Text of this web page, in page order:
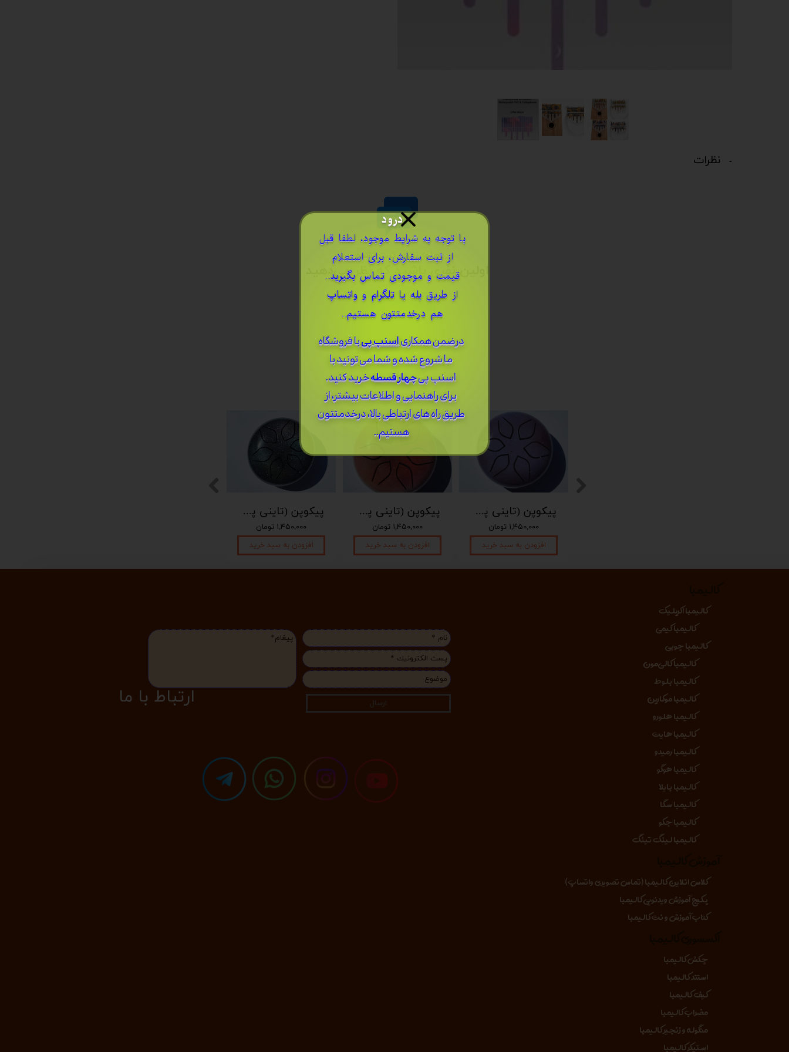
نظرات
هنوز نظری ثبت نشده
اولین نفری باشید که نظر می‌دهید
ثبت نظر
پیکوپن (تاینی پن) 6 نت برند دلکو
۱,۴۵۰,۰۰۰ تومان
افزودن به سبد خرید
پیکوپن (تاینی پن) 6 نت برند دلکو
۱,۴۵۰,۰۰۰ تومان
افزودن به سبد خرید
پیکوپن (تاینی پن) 6 نت برند دلکو
۱,۴۵۰,۰۰۰ تومان
افزودن به سبد خرید
​​​ارتباط با ما ارسال
کالیمبا اکریلیک
کالیمبا کیمی
کالیمبا چوبی
کالیمبا کالی‌مون
کالیمبا بلوط
کالیمبا موکارین
کالیمبا هلورو
کالیمبا هایت
کالیمبا رمیدو
کالیمبا هوگو
کالیمبا بایلا
کالیمبا سگا
کالیمبا جکو
کالیمبا لینگ تینگ
کلاس انلاین کالیمبا (تماس تصویری واتساپ)
پکیج آموزش ویدئویی کالیمبا
کتاب آموزش و نت کالیمبا
چکش کالیمبا
استند کالیمبا
کیف کالیمبا
مضراب کالیمبا
منگوله و زنجیر کالیمبا
استیکر کالیمبا
درود
​با توجه به شرایط موجود، لطفا قبل
از ثبت سفارش، برای استعلام
قیمت و موجودیتماس بگیرید..
از طریق بله یا تلگرام وواتساپ
هم درخدمتتون هستیم..
درضمن ​همکاریاسنپ پیبا فروشگاه
ما شروع شده و شما می تونید با
اسنپ پیچهار قسطهخرید کنید.
برای راهنمایی و اطلاعات بیشتر، از
طریق راه های ارتباطی بالا، درخدمتتون
هستیم..